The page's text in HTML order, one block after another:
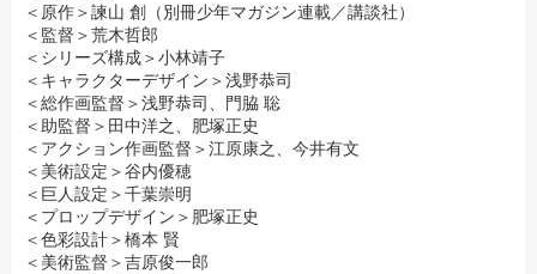
＜原作＞諫山 創（別冊少年マガジン連載／講談社）
＜監督＞荒木哲郎
＜シリーズ構成＞小林靖子
＜キャラクターデザイン＞浅野恭司
＜総作画監督＞浅野恭司、門脇 聡
＜助監督＞田中洋之、肥塚正史
＜アクション作画監督＞江原康之、今井有文
＜美術設定＞谷内優穂
＜巨人設定＞千葉崇明
＜プロップデザイン＞肥塚正史
＜色彩設計＞橋本 賢
＜美術監督＞吉原俊一郎